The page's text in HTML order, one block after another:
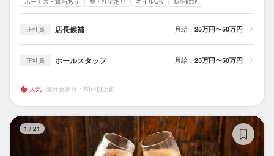
正社員 店長候補 月給： 25万円〜50万円
正社員 ホールスタッフ 月給： 25万円〜50万円
人気 最終更新日：30日以上前
1 / 21